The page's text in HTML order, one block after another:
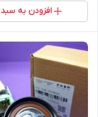
افزودن به سبد